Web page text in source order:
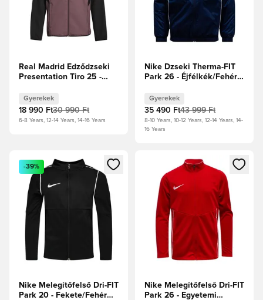
Real Madrid Edződzseki
Presentation Tiro 25 -
Gyerekek
18 990 Ft30 990 Ft
6-8 Years, 12-14 Years, 14-16 Years
Nike Dzseki Therma-FIT
Park 26 - Éjfélkék/Fehér
Gyerekek
35 490 Ft43 999 Ft
8-10 Years, 10-12 Years, 12-14 Years, 14-
16 Years
Megnyit egy modált a bejelentkezéshez vagy a tagként
-39%
Nike Melegítőfelső Dri-FIT
Park 20 - Fekete/Fehér
Megnyit egy modált a
Nike Melegítőfelső Dri-FIT
Park 26 - Egyetemi